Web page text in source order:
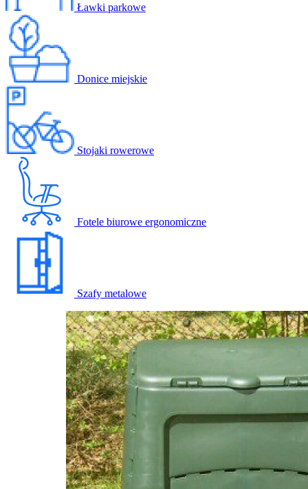
Ławki parkowe
Donice miejskie
Stojaki rowerowe
Fotele biurowe ergonomiczne
Szafy metalowe